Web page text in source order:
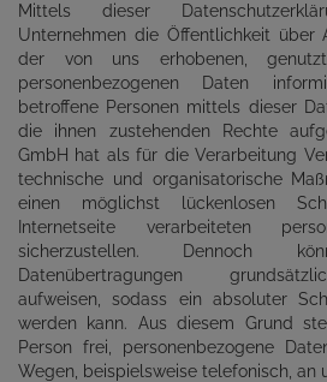
Mittels dieser
Unternehmen die Öffentlichkeit
der von uns erhobenen,
personenbezogenen Daten
betroffene Personen mittels dieser
die ihnen zustehenden Rechte
GmbH hat als für die Verarbeitung
technische und organisatorische
einen möglichst lückenlosen
Internetseite verarbeiteten
sicherzustellen. Dennoch
Datenübertragungen
aufweisen, sodass ein absoluter
werden kann. Aus diesem Grund
Person frei, personenbezogene
Wegen, beispielsweise telefonisch, an